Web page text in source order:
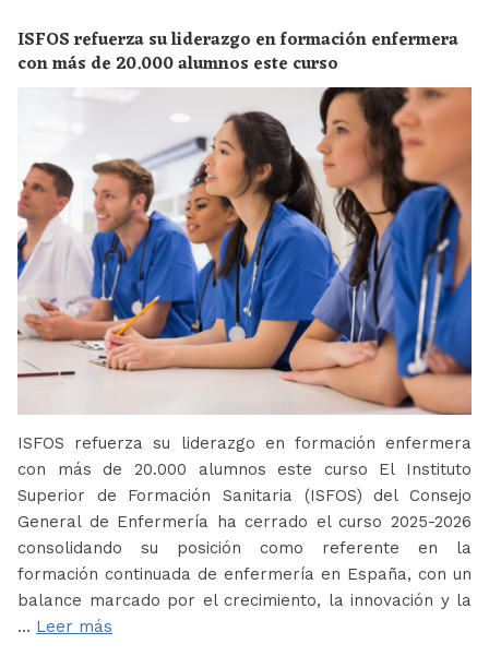
ISFOS refuerza su liderazgo en formación enfermera
con más de 20.000 alumnos este curso
ISFOS refuerza su liderazgo en formación enfermera
con más de 20.000 alumnos este curso El Instituto
Superior de Formación Sanitaria (ISFOS) del Consejo
General de Enfermería ha cerrado el curso 2025-2026
consolidando su posición como referente en la
formación continuada de enfermería en España, con un
balance marcado por el crecimiento, la innovación y la
… Leer más